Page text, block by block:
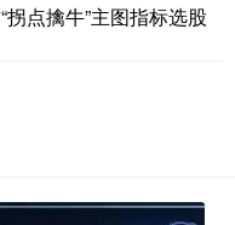
点擒牛”主图指标选股